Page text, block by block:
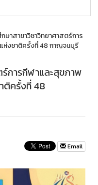
ษาสาขาวิชาวิทยาศาสตร์การ
ห่งชาติครั้งที่ 48 กาญจนบุรี
การกีฬาและสุขภาพ
ติครั้งที่ 48
Email